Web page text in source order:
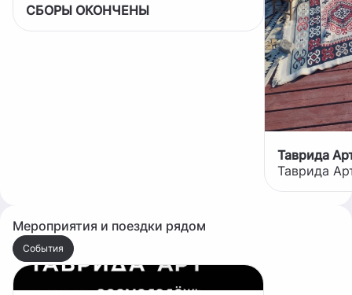
СБОРЫ ОКОНЧЕНЫ
Таврида
Таврида
Мероприятия и поездки рядом
События